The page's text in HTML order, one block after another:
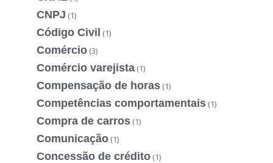
CNPJ (1)
Código Civil (1)
Comércio (3)
Comércio varejista (1)
Compensação de horas (1)
Competências comportamentais (1)
Compra de carros (1)
Comunicação (1)
Concessão de crédito (1)